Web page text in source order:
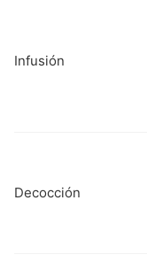
Infusión
Decocción